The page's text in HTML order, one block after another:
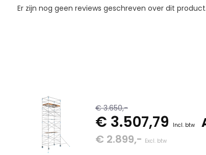
Er zijn nog geen reviews geschreven over dit
€ 3.650,-
€ 3.507,79 Incl. btw
€ 2.899,- Excl. btw